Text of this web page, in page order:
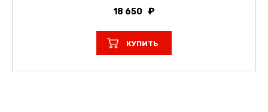
18 650
КУПИТЬ